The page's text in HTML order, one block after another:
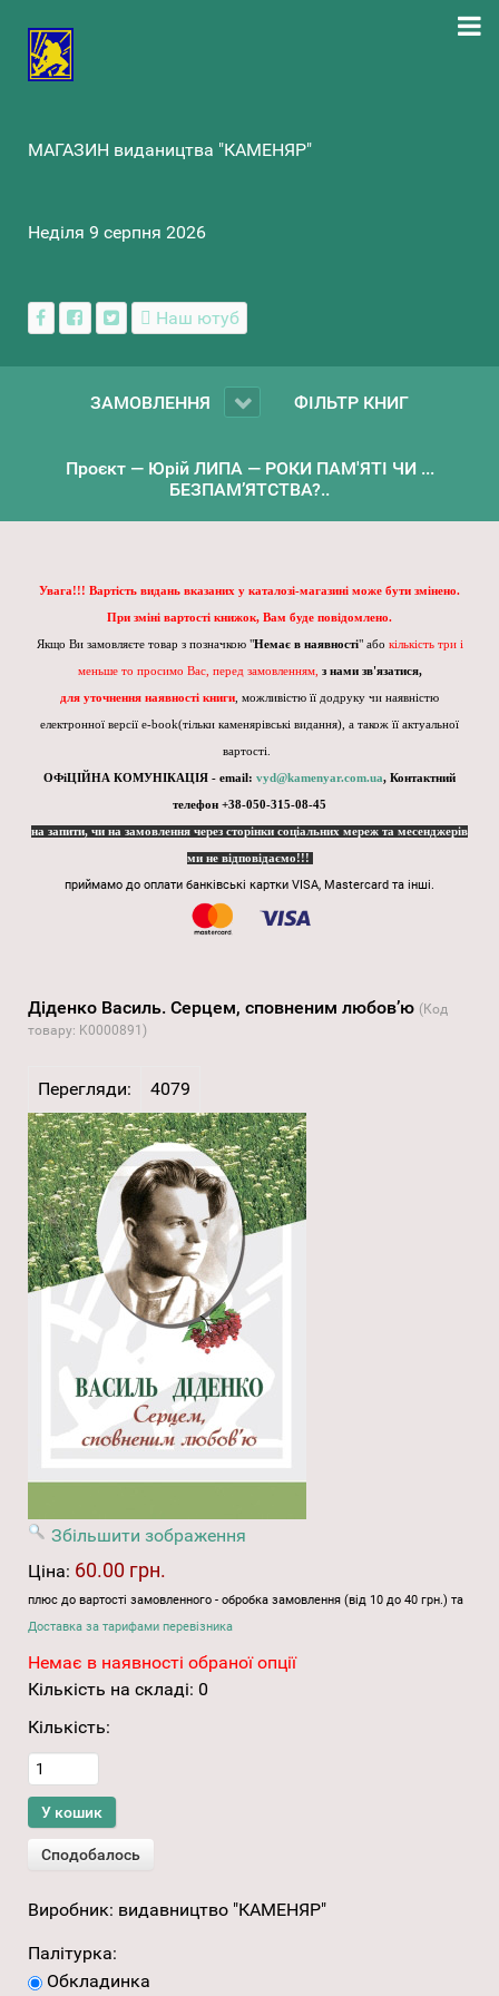
МАГАЗИН видаництва "КАМЕНЯР"
Неділя 9 серпня 2026
Наш ютуб
ЗАМОВЛЕННЯ ФІЛЬТР КНИГ
Проєкт — Юрій ЛИПА — РОКИ ПАМ'ЯТІ ЧИ ...
БЕЗПАМ’ЯТСТВА?..
Увага!!! Вартість видань вказаних у каталозі-магазині може бути змінено.
При зміні вартості книжок, Вам буде повідомлено.
Якщо Ви замовляєте товар з позначкою "Немає в наявності" або кількість три і
меньше то просимо Вас, перед замовленням, з нами зв'язатися,
для уточнення наявності книги , можливістю її додруку чи наявністю
електронної версії e-book(тільки каменярівські видання), а також її актуальної
вартості.
ОФіЦІЙНА КОМУНІКАЦІЯ - email: vyd@kamenyar.com.ua, Контактний
телефон +38-050-315-08-45
на запити, чи на замовлення через сторінки соціальних мереж та месенджерів
ми не відповідаємо!!!
приймамо до оплати банківські картки VISA, Mastercard та інші.
Діденко Василь. Серцем, сповненим любов’ю (Код
товару: K0000891 )
Перегляди: 4079
Збільшити зображення
Ціна: 60.00 грн.
плюс до вартості замовленного - обробка замовлення (від 10 до 40 грн.) та
Доставка за тарифами перевізника
Немає в наявності обраної опції
Кількість на складі: 0
Кількість:
Виробник: видавництво "КАМЕНЯР"
Палітурка:
Обкладинка